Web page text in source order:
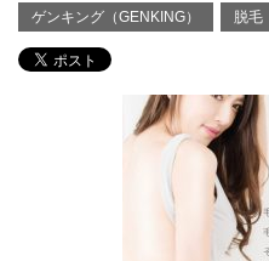
ゲンキング（GENKING） 脱毛